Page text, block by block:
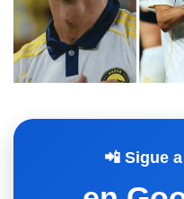
📲 Sigue